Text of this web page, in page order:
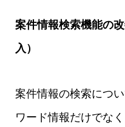
案件情報検索機能の
入）
案件情報の検索につ
ワード情報だけでな